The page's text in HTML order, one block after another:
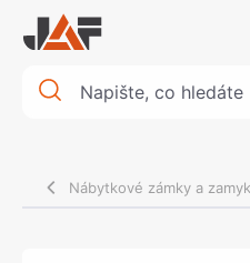
Nábytkové zámky a